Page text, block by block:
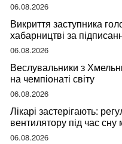
06.08.2026
Викриття заступника
хабарництві за
06.08.2026
Веслувальники з
на чемпіонаті світу
06.08.2026
Лікарі застерігають:
вентилятору під час
ваше здоров’я
06.08.2026